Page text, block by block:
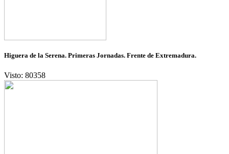
Higuera de la Serena. Primeras Jornadas. Frente de Extremadura.
Visto: 80358